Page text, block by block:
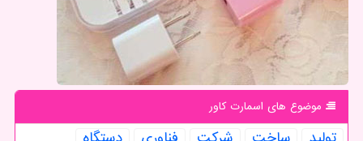
موضوع های اسمارت كاور